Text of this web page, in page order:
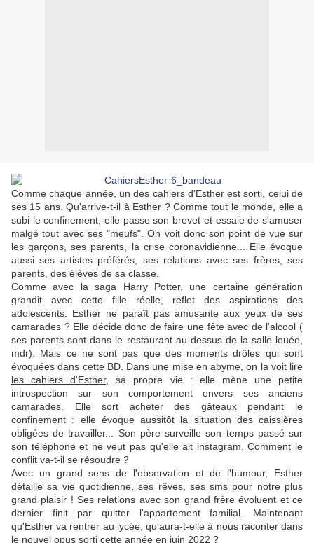
Comme chaque année, undes cahiers d'Estherest sorti, celui de
ses 15 ans. Qu'arrive-t-il à Esther ? Comme tout le monde, elle a
subi le confinement, elle passe son brevet et essaie de s'amuser
malgé tout avec ses "meufs". On voit donc son point de vue sur
les garçons, ses parents, la crise coronavidienne... Elle évoque
aussi ses artistes préférés, ses relations avec ses frères, ses
parents, des élèves de sa classe.
Comme avec la saga Harry Potter, une certaine génération
grandit avec cette fille réelle, reflet des aspirations des
adolescents. Esther ne paraît pas amusante aux yeux de ses
camarades ? Elle décide donc de faire une fête avec de l'alcool (
ses parents sont dans le restaurant au-dessus de la salle louée,
mdr). Mais ce ne sont pas que des moments drôles qui sont
évoquées dans cette BD. Dans une mise en abyme, on la voit lire
les cahiers d'Esther,
sa propre vie : elle mène une petite
introspection sur son comportement envers ses anciens
camarades. Elle sort acheter des gâteaux pendant le
confinement : elle évoque aussitôt la situation des caissières
obligées de travailler... Son père surveille son temps passé sur
son téléphone et ne veut pas qu'elle ait instagram. Comment le
conflit va-t-il se résoudre ?
Avec un grand sens de l'observation et de l'humour, Esther
détaille sa vie quotidienne, ses rêves, ses sms pour notre plus
grand plaisir ! Ses relations avec son grand frère évoluent et ce
dernier finit par quitter l'appartement familial. Maintenant
qu'Esther va rentrer au lycée, qu'aura-t-elle à nous raconter dans
le nouvel opus sorti cette année en juin 2022 ?